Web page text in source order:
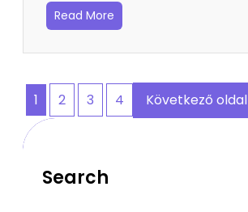
Read More
1 2 3 4 Következő oldal
Search